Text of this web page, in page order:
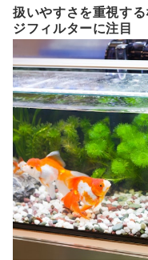
扱いやすさを重視す
ジフィルターに注目